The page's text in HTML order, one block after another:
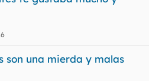
son una mierda y malas